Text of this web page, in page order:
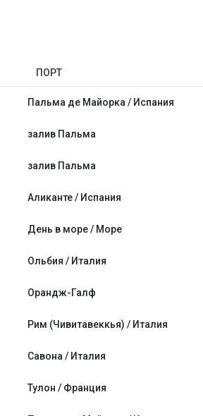
ПОРТ
Пальма де Майорка / Испания
залив Пальма
залив Пальма
Аликанте / Испания
День в море / Море
Ольбия / Италия
Орандж-Галф
Рим (Чивитавеккья) / Италия
Савона / Италия
Тулон / Франция